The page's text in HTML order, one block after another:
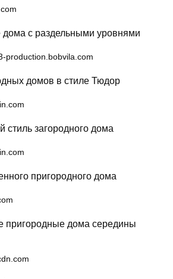
с раздельными уровнями
production.bobvila.com
домов в стиле Тюдор
стиль загородного дома
пригородного дома
пригородные дома середины